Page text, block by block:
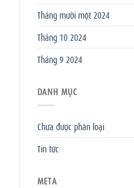
Tháng mười một 2024
Tháng 10 2024
Tháng 9 2024
DANH MỤC
Chưa được phân loại
Tin tức
META